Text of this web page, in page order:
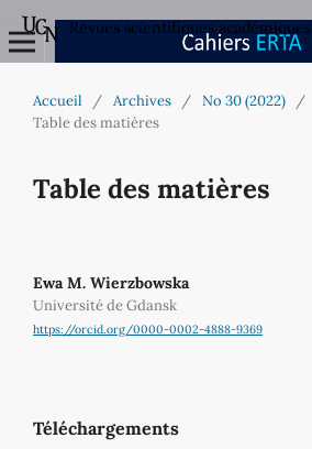
Revues scientifiques académiques
Accueil / Archives / No 30 (2022)
/
Table des matières
Table des matières
Ewa M. Wierzbowska
Université de Gdansk
https://orcid.org/0000-0002-4888-9369
Téléchargements